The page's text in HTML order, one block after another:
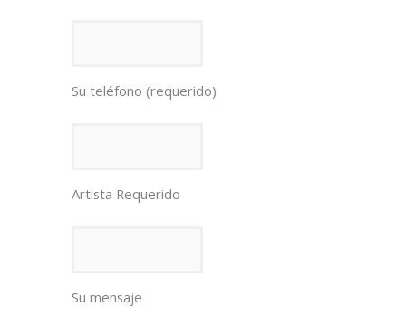
Su teléfono (requerido)
Artista Requerido
Su mensaje